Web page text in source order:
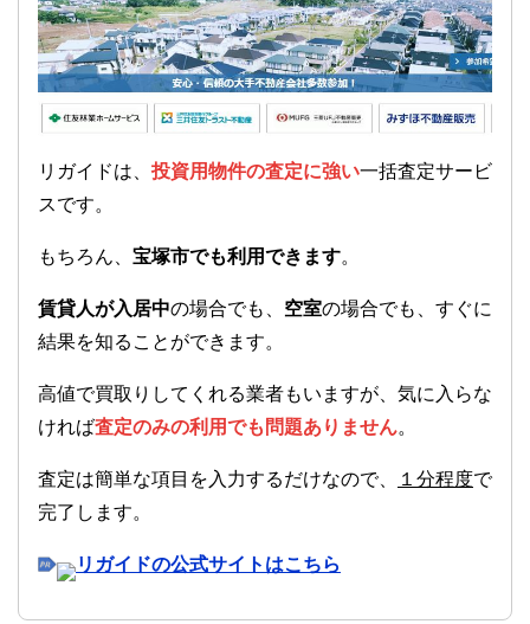
リガイドは、 投資用物件の査定に強い一括査定サービ
スです。
もちろん、 宝塚市でも利用できます。
賃貸人が入居中の場合でも、 空室の場合でも、すぐに
結果を知ることができます。
高値で買取りしてくれる業者もいますが、気に入らな
ければ査定のみの利用でも問題ありません。
査定は簡単な項目を入力するだけなので、 １分程度で
完了します。
リガイドの公式サイトはこちら